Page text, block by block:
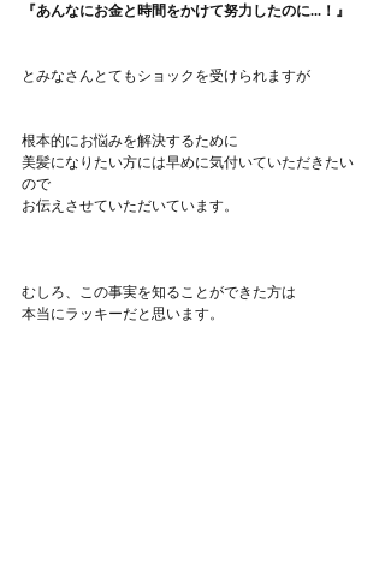
『あんなにお金と時間をかけて努力したのに...！』
とみなさんとてもショックを受けられますが
根本的にお悩みを解決するために
美髪になりたい方には早めに気付いていただきたい
ので
お伝えさせていただいています。
むしろ、この事実を知ることができた方は
本当にラッキーだと思います。